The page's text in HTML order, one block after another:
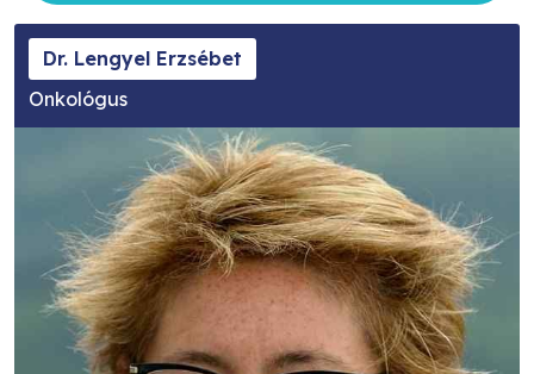
Dr. Lengyel Erzsébet
Onkológus